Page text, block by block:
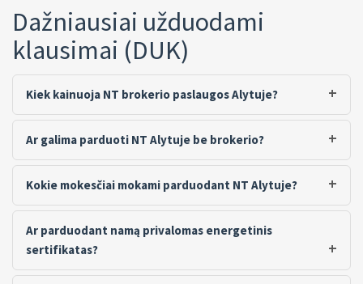
Dažniausiai užduodami
klausimai (DUK)
Kiek kainuoja NT brokerio paslaugos Alytuje?
Ar galima parduoti NT Alytuje be brokerio?
Kokie mokesčiai mokami parduodant NT Alytuje?
Ar parduodant namą privalomas energetinis
sertifikatas?